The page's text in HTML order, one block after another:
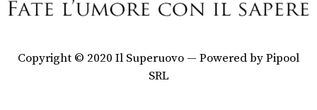
Copyright © 2020 Il Superuovo — Powered by Pipool
SRL